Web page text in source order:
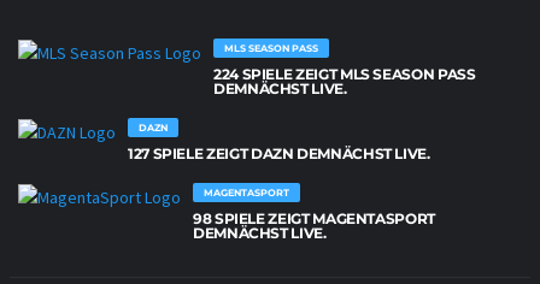
MLS SEASON PASS
224 SPIELE ZEIGT MLS SEASON PASS
DEMNÄCHST LIVE.
DAZN
127 SPIELE ZEIGT DAZN DEMNÄCHST LIVE.
MAGENTASPORT
98 SPIELE ZEIGT MAGENTASPORT
DEMNÄCHST LIVE.